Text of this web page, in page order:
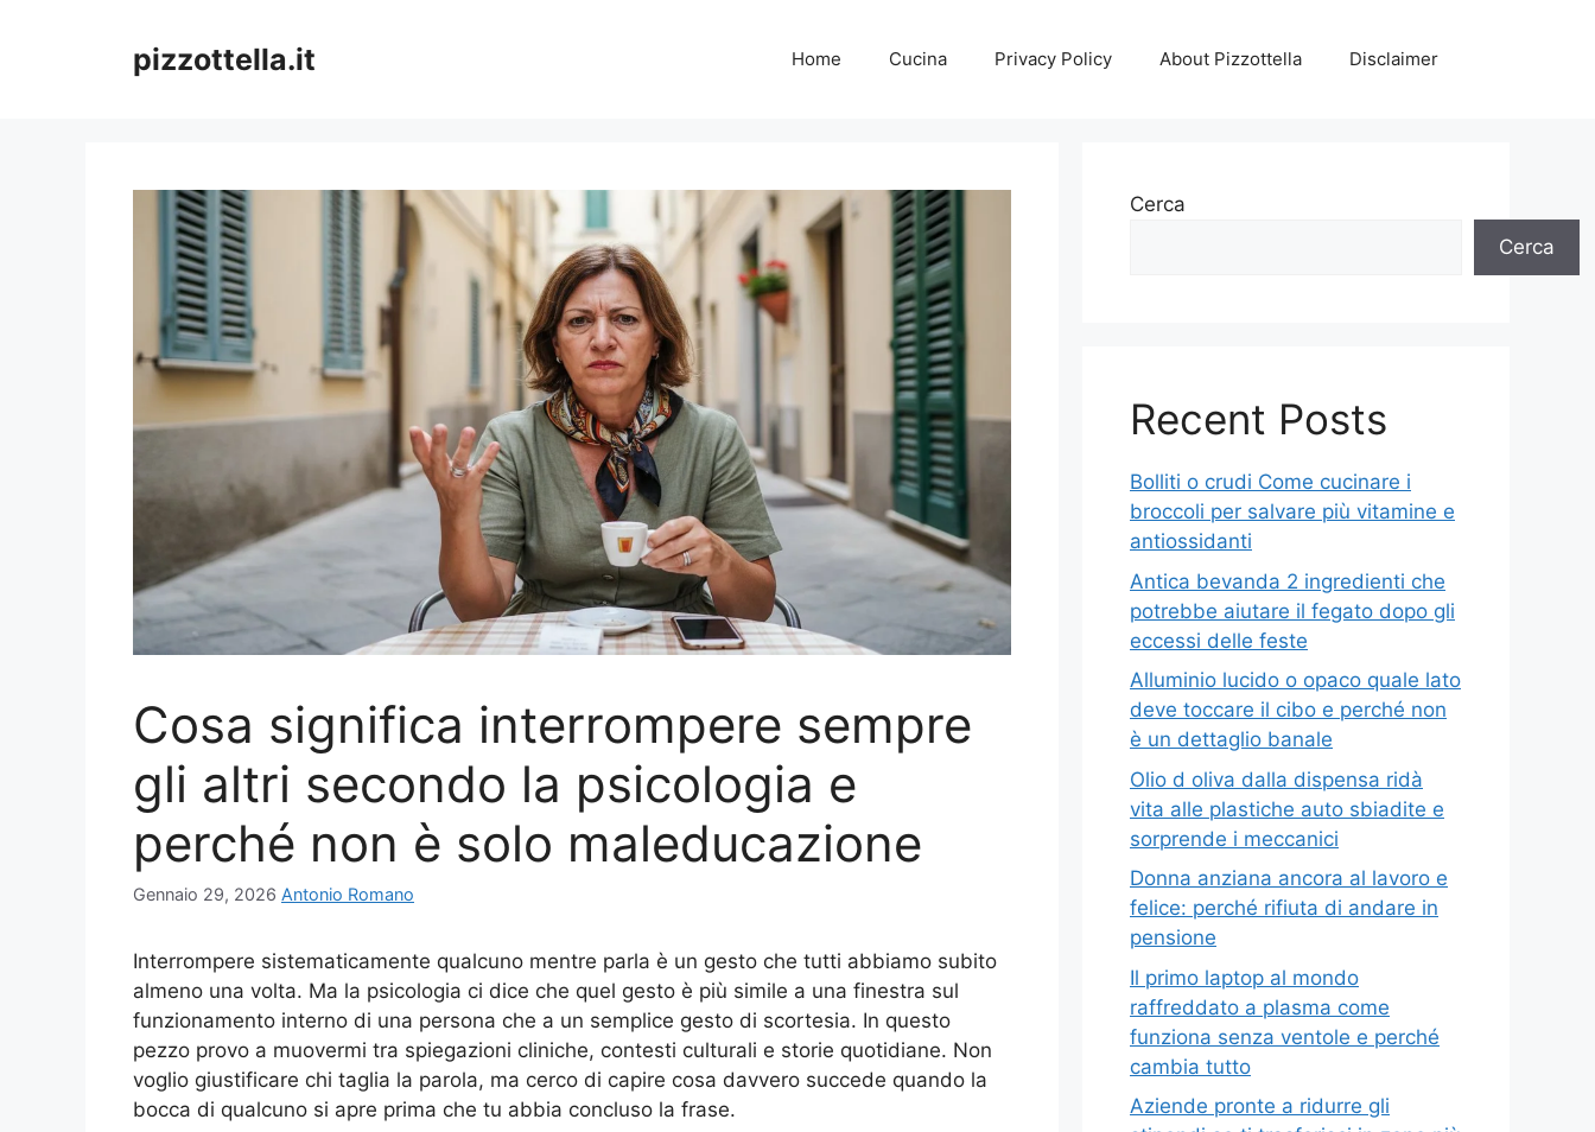
pizzottella.it Home Cucina Privacy Policy About Pizzottella Disclaimer
Cosa significa interrompere sempre
gli altri secondo la psicologia e
perché non è solo maleducazione
Gennaio 29, 2026 Antonio Romano
Interrompere sistematicamente qualcuno mentre parla è un gesto che tutti abbiamo subito
almeno una volta. Ma la psicologia ci dice che quel gesto è più simile a una finestra sul
funzionamento interno di una persona che a un semplice gesto di scortesia. In questo
pezzo provo a muovermi tra spiegazioni cliniche, contesti culturali e storie quotidiane. Non
voglio giustificare chi taglia la parola, ma cerco di capire cosa davvero succede quando la
bocca di qualcuno si apre prima che tu abbia concluso la frase.
Cerca
Cerca
Recent Posts
Bolliti o crudi Come cucinare i
broccoli per salvare più vitamine e
antiossidanti
Antica bevanda 2 ingredienti che
potrebbe aiutare il fegato dopo gli
eccessi delle feste
Alluminio lucido o opaco quale lato
deve toccare il cibo e perché non
è un dettaglio banale
Olio d oliva dalla dispensa ridà
vita alle plastiche auto sbiadite e
sorprende i meccanici
Donna anziana ancora al lavoro e
felice: perché rifiuta di andare in
pensione
Il primo laptop al mondo
raffreddato a plasma come
funziona senza ventole e perché
cambia tutto
Aziende pronte a ridurre gli